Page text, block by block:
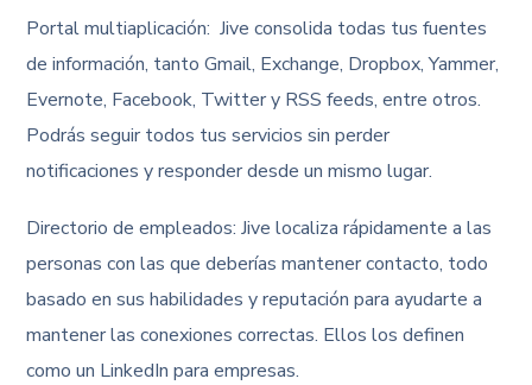
Portal multiaplicación: Jive consolida todas tus fuentes
de información, tanto Gmail, Exchange, Dropbox, Yammer,
Evernote, Facebook, Twitter y RSS feeds, entre otros.
Podrás seguir todos tus servicios sin perder
notificaciones y responder desde un mismo lugar.
Directorio de empleados: Jive localiza rápidamente a las
personas con las que deberías mantener contacto, todo
basado en sus habilidades y reputación para ayudarte a
mantener las conexiones correctas. Ellos los definen
como un LinkedIn para empresas.